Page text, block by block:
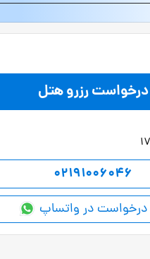
درخواست رزرو هتل
02191006046
درخواست در واتساپ